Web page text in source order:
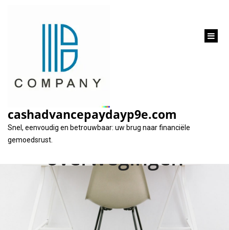
cashadvancepaydayp9e.com
Snel, eenvoudig en betrouwbaar: uw brug naar financiële
gemoedsrust.
25000 euro lenen:
Financiële
mogelijkheden en
overwegingen